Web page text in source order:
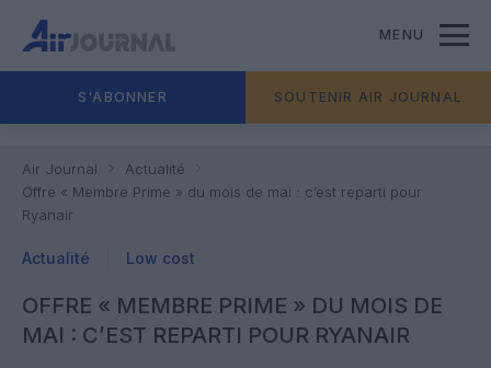
MENU
S'ABONNER SOUTENIR AIR JOURNAL
Air Journal
Actualité
Offre « Membre Prime » du mois de mai : c’est reparti pour
Ryanair
Actualité Low cost
OFFRE « MEMBRE PRIME » DU MOIS DE
MAI : C’EST REPARTI POUR RYANAIR